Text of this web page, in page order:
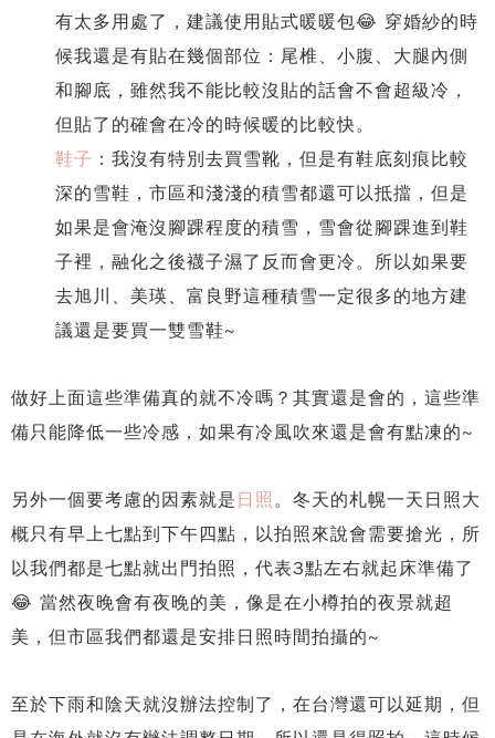
有太多用處了，建議使用貼式暖暖包😂 穿婚紗的時
候我還是有貼在幾個部位：尾椎、小腹、大腿內側
和腳底，雖然我不能比較沒貼的話會不會超級冷，
但貼了的確會在冷的時候暖的比較快。
鞋子 ：我沒有特別去買雪靴，但是有鞋底刻痕比較
深的雪鞋，市區和淺淺的積雪都還可以抵擋，但是
如果是會淹沒腳踝程度的積雪，雪會從腳踝進到鞋
子裡，融化之後襪子濕了反而會更冷。所以如果要
去旭川、美瑛、富良野這種積雪一定很多的地方建
議還是要買一雙雪鞋~
做好上面這些準備真的就不冷嗎？其實還是會的，這些準
備只能降低一些冷感，如果有冷風吹來還是會有點凍的~
另外一個要考慮的因素就是 日照 。冬天的札幌一天日照大
概只有早上七點到下午四點，以拍照來說會需要搶光，所
以我們都是七點就出門拍照，代表3點左右就起床準備了
😂 當然夜晚會有夜晚的美，像是在小樽拍的夜景就超
美，但市區我們都還是安排日照時間拍攝的~
至於下雨和陰天就沒辦法控制了，在台灣還可以延期，但